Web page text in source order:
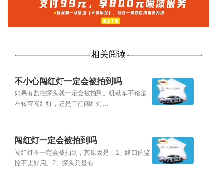
相关阅读
不小心闯红灯一定会被拍到吗
如果有监控探头就一定会被拍到。机动车不论是
左转弯闯红灯，还是直行闯红灯...
闯红灯一定会被拍到吗
闯红灯不一定会被拍到，其原因是：1、路口的监
控不太好用。2、探头只是有...